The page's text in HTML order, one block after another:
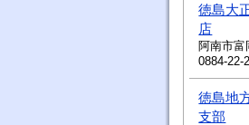
徳島大
店
阿南市富
0884-22-
徳島地
支部